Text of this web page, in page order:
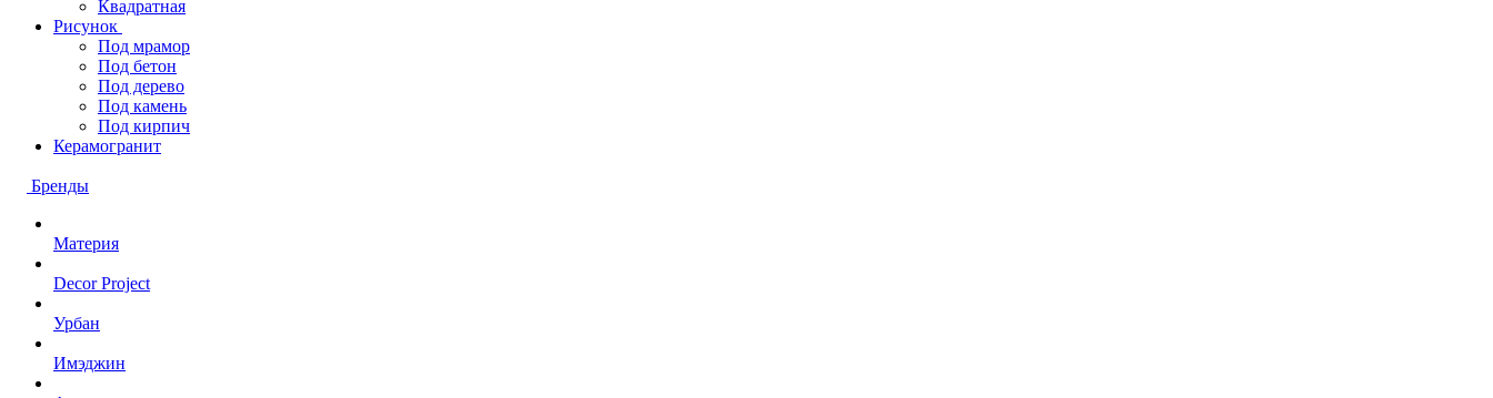
Квадратная
Рисунок
Под мрамор
Под бетон
Под дерево
Под камень
Под кирпич
Керамогранит
Бренды
Материя
Decor Project
Урбан
Имэджин